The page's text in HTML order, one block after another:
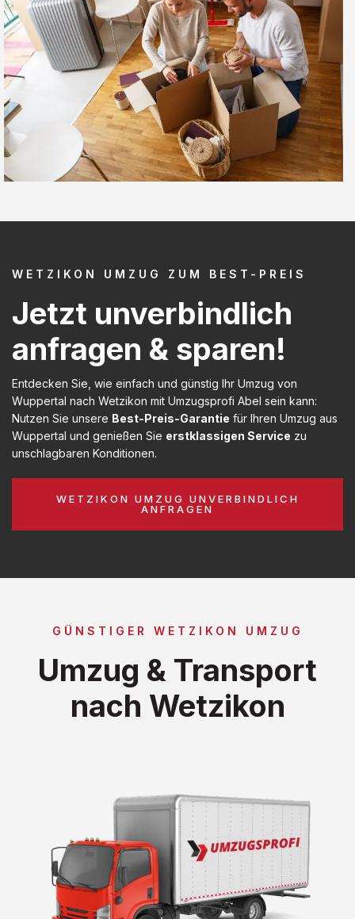
WETZIKON UMZUG ZUM BEST-PREIS
Jetzt unverbindlich
anfragen & sparen!
Entdecken Sie, wie einfach und günstig Ihr Umzug von
Wuppertal nach Wetzikon mit Umzugsprofi Abel sein kann:
Nutzen Sie unsere Best-Preis-Garantie für Ihren Umzug aus
Wuppertal und genießen Sie erstklassigen Service zu
unschlagbaren Konditionen.
WETZIKON UMZUG UNVERBINDLICH
ANFRAGEN
GÜNSTIGER WETZIKON UMZUG
Umzug & Transport
nach Wetzikon